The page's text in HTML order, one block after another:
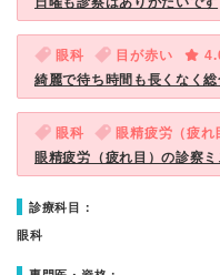
眼科 目が赤い
綺麗で待ち時間も長くなく総
眼科 眼精疲労（疲れ
眼精疲労（疲れ目）の診察ミ
診療科目：
眼科